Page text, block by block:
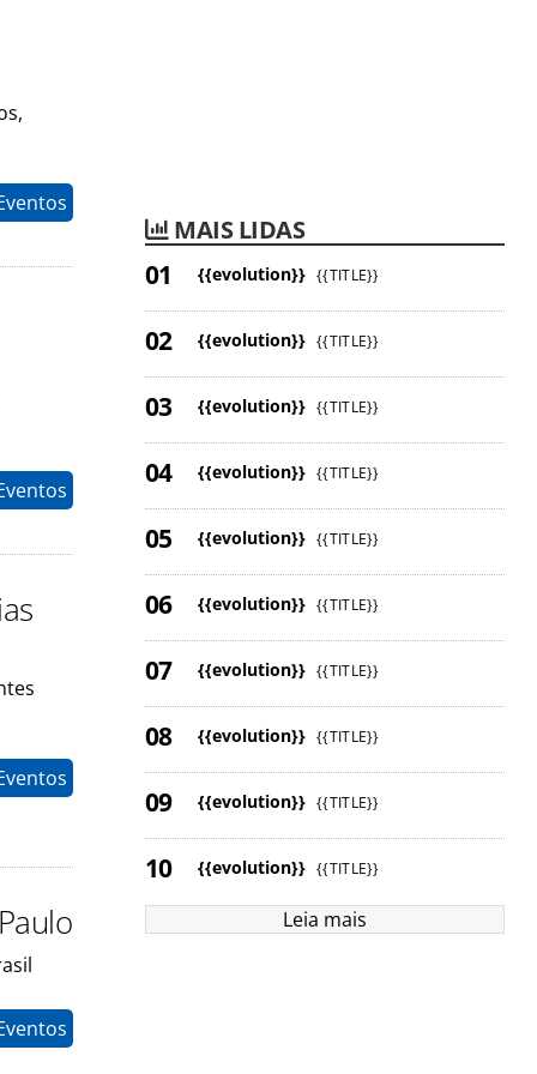
MAIS LIDAS
{{evolution}} {{TITLE}}
{{evolution}} {{TITLE}}
{{evolution}} {{TITLE}}
{{evolution}} {{TITLE}}
{{evolution}} {{TITLE}}
{{evolution}} {{TITLE}}
{{evolution}} {{TITLE}}
{{evolution}} {{TITLE}}
{{evolution}} {{TITLE}}
{{evolution}} {{TITLE}}
Leia mais